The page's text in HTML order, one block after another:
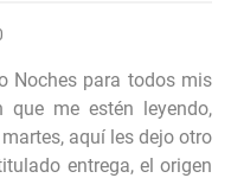
Noches para todos mis
que me estén leyendo,
aquí les dejo otro
entrega, el origen